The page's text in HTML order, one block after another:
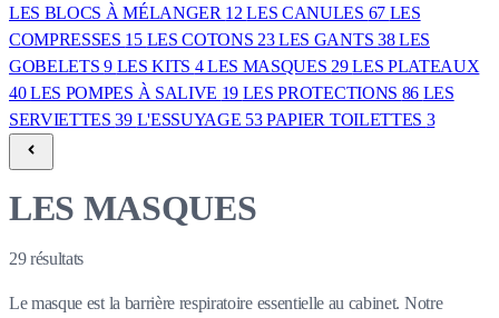
LES BLOCS À MÉLANGER 12LES CANULES 67 LES
COMPRESSES 15 LES COTONS 23LES GANTS 38LES
GOBELETS9 LES KITS 4LES MASQUES 29LES PLATEAUX
40LES POMPES À SALIVE 19 LES PROTECTIONS 86 LES
SERVIETTES39 L'ESSUYAGE 53PAPIER TOILETTES 3
LES MASQUES
29résultats
Le masque est la barrière respiratoire essentielle au cabinet. Notre